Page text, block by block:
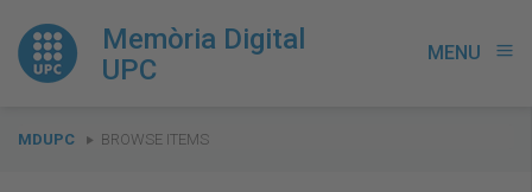
Memòria Digital
UPC
MENU menu
You
MDUPC BROWSE ITEMS